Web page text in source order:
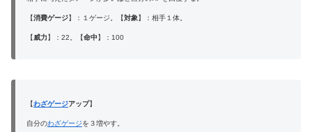
【消費ゲージ】：１ゲージ。【対象】：相手１体。
【威力】：22。【命中】：100
【わざゲージアップ】
自分のわざゲージを３増やす。